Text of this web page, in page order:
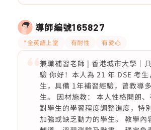
導師編號165827
*全英語上堂 有耐性 有愛心
兼職補習老師 | 香港城市大學｜
驗 你好！本人為 21 年 DSE 考
生，具備 1年補習經驗，曾教導
生。 因材施教： 本人性格開朗
對學生的學習程度調整進度，特
加強或缺乏動力的學生。 教學內